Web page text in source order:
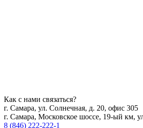
Как с нами связаться?
г. Самара, ул. Солнечная, д. 20, офис 305
г. Самара, Московское шоссе, 19-ый км,
8 (846) 222-222-1